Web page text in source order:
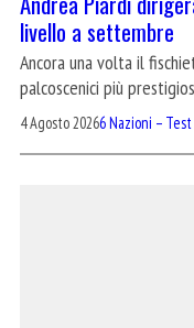
livello a settembre
Ancora una volta il
palcoscenici più
4 Agosto 20266 Nazioni –